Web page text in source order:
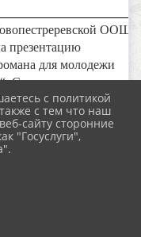
ООШ,
презентацию
для молодежи
Среди его авторов —
член
а также
Огромный поток
предоставлен в
влияя на
с политикой
с тем что наш
сайту сторонние
"Госуслуги",